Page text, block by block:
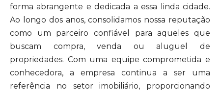
forma abrangente e dedicada a essa linda cidade.
Ao longo dos anos, consolidamos nossa reputação
como um parceiro confiável para aqueles que
buscam compra, venda ou aluguel de
propriedades. Com uma equipe comprometida e
conhecedora, a empresa continua a ser uma
referência no setor imobiliário, proporcionando